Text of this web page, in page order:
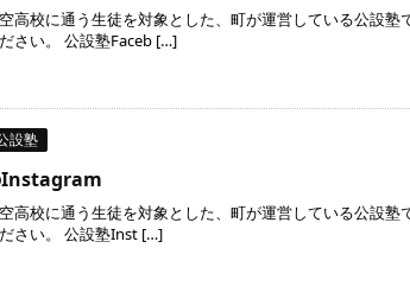
高校に通う生徒を対象とした、町が運営している公設
さい。 公設塾Faceb […]
設塾
Instagram
高校に通う生徒を対象とした、町が運営している公設
さい。 公設塾Inst […]